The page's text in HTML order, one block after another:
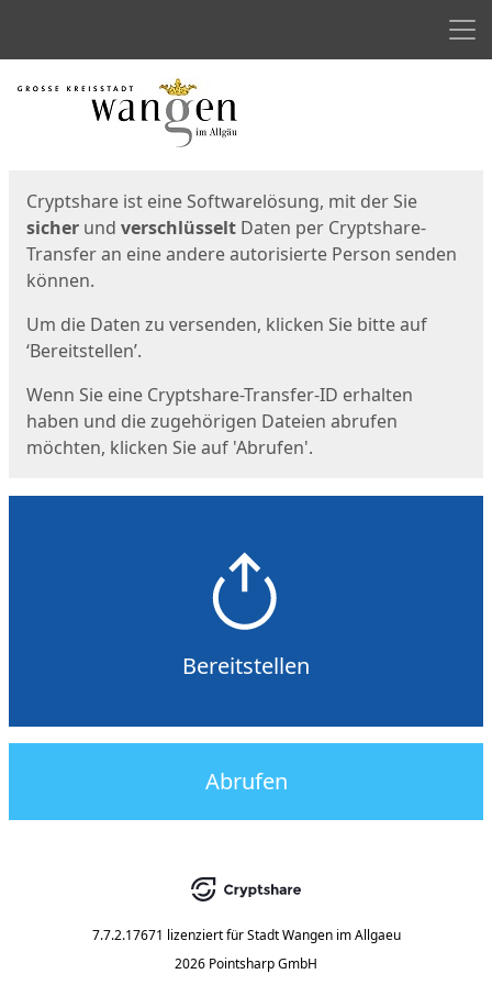
Start
Cryptshare ist eine Softwarelösung, mit der Sie
sicher und verschlüsselt Daten per Cryptshare-
Transfer an eine andere autorisierte Person senden
können.
Um die Daten zu versenden, klicken Sie bitte auf
‘Bereitstellen’.
Wenn Sie eine Cryptshare-Transfer-ID erhalten
haben und die zugehörigen Dateien abrufen
möchten, klicken Sie auf 'Abrufen'.
Bereitstellen
Abrufen
7.7.2.17671 lizenziert für Stadt Wangen im Allgaeu
2026 Pointsharp GmbH